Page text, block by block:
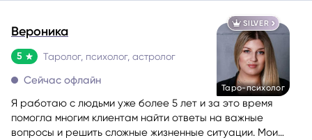
SILVER
Таро-психолог
Вероника
5 Таролог, психолог, астролог
Сейчас офлайн
Я работаю с людьми уже более 5 лет и за это время
помогла многим клиентам найти ответы на важные
вопросы и решить сложные жизненные ситуации. Мои